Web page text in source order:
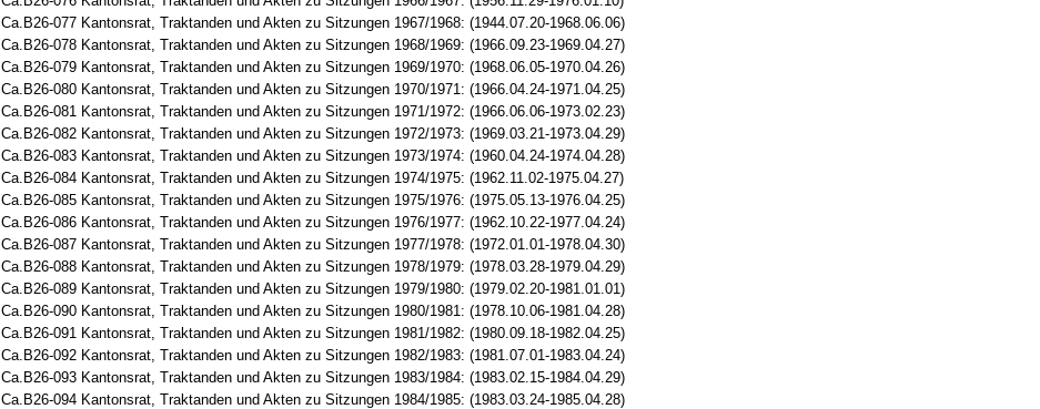
Ca.B26-077 Kantonsrat, Traktanden und Akten zu Sitzungen 1967/1968: (1944.07.20-1968.06.06)
Ca.B26-078 Kantonsrat, Traktanden und Akten zu Sitzungen 1968/1969: (1966.09.23-1969.04.27)
Ca.B26-079 Kantonsrat, Traktanden und Akten zu Sitzungen 1969/1970: (1968.06.05-1970.04.26)
Ca.B26-080 Kantonsrat, Traktanden und Akten zu Sitzungen 1970/1971: (1966.04.24-1971.04.25)
Ca.B26-081 Kantonsrat, Traktanden und Akten zu Sitzungen 1971/1972: (1966.06.06-1973.02.23)
Ca.B26-082 Kantonsrat, Traktanden und Akten zu Sitzungen 1972/1973: (1969.03.21-1973.04.29)
Ca.B26-083 Kantonsrat, Traktanden und Akten zu Sitzungen 1973/1974: (1960.04.24-1974.04.28)
Ca.B26-084 Kantonsrat, Traktanden und Akten zu Sitzungen 1974/1975: (1962.11.02-1975.04.27)
Ca.B26-085 Kantonsrat, Traktanden und Akten zu Sitzungen 1975/1976: (1975.05.13-1976.04.25)
Ca.B26-086 Kantonsrat, Traktanden und Akten zu Sitzungen 1976/1977: (1962.10.22-1977.04.24)
Ca.B26-087 Kantonsrat, Traktanden und Akten zu Sitzungen 1977/1978: (1972.01.01-1978.04.30)
Ca.B26-088 Kantonsrat, Traktanden und Akten zu Sitzungen 1978/1979: (1978.03.28-1979.04.29)
Ca.B26-089 Kantonsrat, Traktanden und Akten zu Sitzungen 1979/1980: (1979.02.20-1981.01.01)
Ca.B26-090 Kantonsrat, Traktanden und Akten zu Sitzungen 1980/1981: (1978.10.06-1981.04.28)
Ca.B26-091 Kantonsrat, Traktanden und Akten zu Sitzungen 1981/1982: (1980.09.18-1982.04.25)
Ca.B26-092 Kantonsrat, Traktanden und Akten zu Sitzungen 1982/1983: (1981.07.01-1983.04.24)
Ca.B26-093 Kantonsrat, Traktanden und Akten zu Sitzungen 1983/1984: (1983.02.15-1984.04.29)
Ca.B26-094 Kantonsrat, Traktanden und Akten zu Sitzungen 1984/1985: (1983.03.24-1985.04.28)